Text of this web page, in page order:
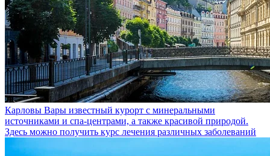
Карловы Вары известный курорт с минеральными
источниками и спа-центрами, а также красивой природой.
Здесь можно получить курс лечения различных заболеваний